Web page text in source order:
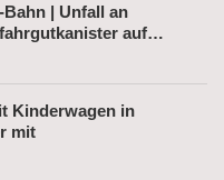
| Unfall an
auf
Kinderwagen in
mit